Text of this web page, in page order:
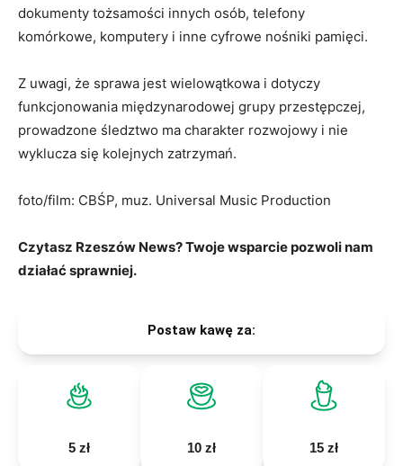
dokumenty tożsamości innych osób, telefony
komórkowe, komputery i inne cyfrowe nośniki pamięci.
Z uwagi, że sprawa jest wielowątkowa i dotyczy
funkcjonowania międzynarodowej grupy przestępczej,
prowadzone śledztwo ma charakter rozwojowy i nie
wyklucza się kolejnych zatrzymań.
foto/film: CBŚP, muz. Universal Music Production
Czytasz Rzeszów News? Twoje wsparcie pozwoli nam
działać sprawniej.
Postaw kawę za:
5 zł 10 zł 15 zł